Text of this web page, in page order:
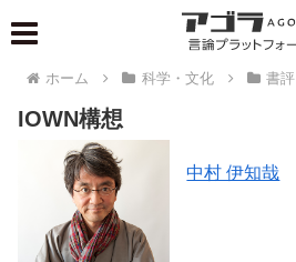
ホーム 科学・文化 書評
IOWN構想
中村 伊知哉